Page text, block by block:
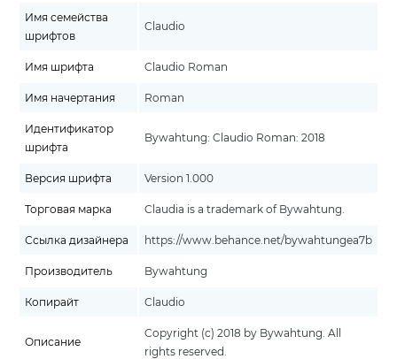
Имя семейства
шрифтов
Claudio
Имя шрифта Claudio Roman
Имя начертания Roman
Идентификатор
шрифта
Bywahtung: Claudio Roman: 2018
Версия шрифта Version 1.000
Торговая марка Claudia is a trademark of Bywahtung.
Ссылка дизайнера https://www.behance.net/bywahtungea7b
Производитель Bywahtung
Копирайт Claudio
Описание
Copyright (c) 2018 by Bywahtung. All
rights reserved.